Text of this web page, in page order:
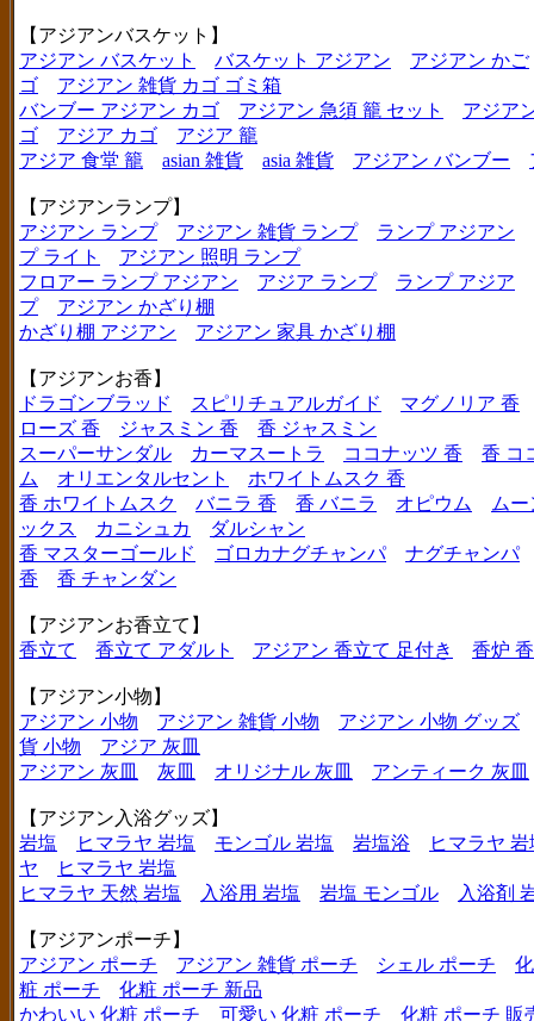
【アジアンバスケット】
アジアン バスケット
バスケット アジアン
アジアン かご
ゴ
アジアン 雑貨 カゴ ゴミ箱
バンブー アジアン カゴ
アジアン 急須 籠 セット
アジア
ゴ
アジア カゴ
アジア 籠
アジア 食堂 籠
asian 雑貨 asia 雑貨 アジアン バンブー
【アジアンランプ】
アジアン ランプ
アジアン 雑貨 ランプ
ランプ アジアン
プ ライト
アジアン 照明 ランプ
フロアー ランプ アジアン
アジア ランプ
ランプ アジア
プ
アジアン かざり棚
かざり棚 アジアン
アジアン 家具 かざり棚
【アジアンお香】
ドラゴンブラッド
スピリチュアルガイド
マグノリア 香
ローズ 香
ジャスミン 香
香 ジャスミン
スーパーサンダル
カーマスートラ ココナッツ 香
香 コ
ム
オリエンタルセント
ホワイトムスク 香
香 ホワイトムスク
バニラ 香 香 バニラ オピウム
ムー
ックス
カニシュカ
ダルシャン
香 マスターゴールド
ゴロカナグチャンパ
ナグチャンパ
香
香 チャンダン
【アジアンお香立て】
香立て
香立て アダルト アジアン 香立て 足付き 香炉
【アジアン小物】
アジアン 小物
アジアン 雑貨 小物
アジアン 小物 グッズ
貨 小物
アジア 灰皿
アジアン 灰皿
灰皿 オリジナル 灰皿 アンティーク 灰皿
【アジアン入浴グッズ】
岩塩
ヒマラヤ 岩塩 モンゴル 岩塩 岩塩浴
ヒマラヤ
ヤ
ヒマラヤ 岩塩
ヒマラヤ 天然 岩塩
入浴用 岩塩 岩塩 モンゴル 入浴剤
【アジアンポーチ】
アジアン ポーチ
アジアン 雑貨 ポーチ シェル ポーチ
粧 ポーチ
化粧 ポーチ 新品
かわいい 化粧 ポーチ
可愛い 化粧 ポーチ 化粧 ポーチ 販